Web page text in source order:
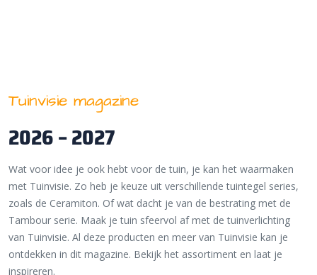
Tuinvisie magazine
2026 – 2027
Wat voor idee je ook hebt voor de tuin, je kan het waarmaken
met Tuinvisie. Zo heb je keuze uit verschillende tuintegel series,
zoals de Ceramiton. Of wat dacht je van de bestrating met de
Tambour serie. Maak je tuin sfeervol af met de tuinverlichting
van Tuinvisie. Al deze producten en meer van Tuinvisie kan je
ontdekken in dit magazine. Bekijk het assortiment en laat je
inspireren.